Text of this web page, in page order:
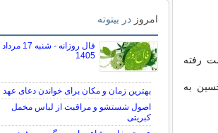
رفته
به
امروز در بیتوته
فال روزانه - شنبه 17 مرداد
1405
بهترین زمان و مکان برای خواندن دعای عهد
اصول شستشو و مراقبت از لباس مخمل
کبریتی